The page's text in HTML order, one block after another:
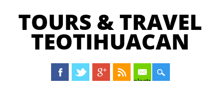
TOURS & TRAVEL
TEOTIHUACAN
electrónico